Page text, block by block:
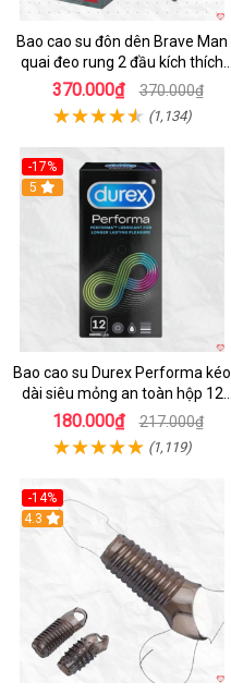
Bao cao su đôn dên Brave Man
quai đeo rung 2 đầu kích thích
mạnh
370.000₫ 370.000₫
(1,134)
-17%
Hot
5
Bao cao su Durex Performa kéo
dài siêu mỏng an toàn hộp 12
cái
180.000₫ 217.000₫
(1,119)
-14%
4.3